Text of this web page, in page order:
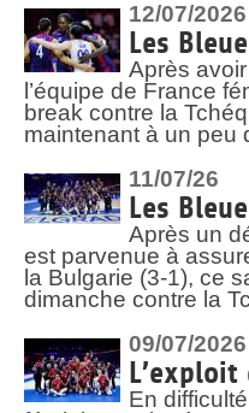
12/07/2026
Les
Après
l’équipe de France
break contre la
maintenant à un peu
11/07/26
Les
Après un
est parvenue à
la Bulgarie (3-1), ce
dimanche contre la
09/07/2026
En